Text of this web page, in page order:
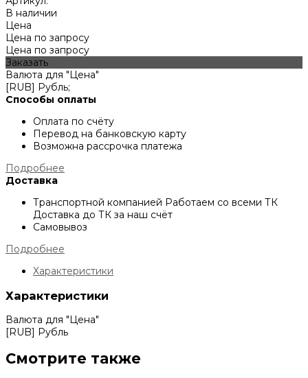
В наличии
Цена
Цена по запросу
Цена по запросу
Заказать
Валюта для "Цена"
[RUB] Рубль;
Способы оплаты
Оплата по счёту
Перевод на банковскую карту
Возможна рассрочка платежа
Подробнее
Доставка
Транспортной компанией Работаем со всеми ТК
Доставка до ТК за наш счёт
Самовывоз
Подробнее
Характеристики
Характеристики
Валюта для "Цена"
[RUB] Рубль
Смотрите также